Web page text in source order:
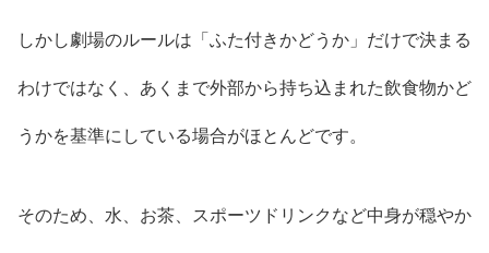
しかし劇場のルールは「ふた付きかどうか」だけで決まる
わけではなく、あくまで外部から持ち込まれた飲食物かど
うかを基準にしている場合がほとんどです。
そのため、水、お茶、スポーツドリンクなど中身が穏やか